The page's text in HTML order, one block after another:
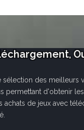
sélection des meilleurs
permettant d'obtenir
achats de jeux avec